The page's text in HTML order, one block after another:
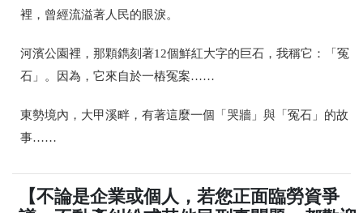
裡，曾經流溢著人民的眼淚。
河濱公園裡，那顆鐫刻著12個鮮紅大字的巨石，我稱它：「冤
石」。因為，它來自於一樁冤案……
東勢境內，大甲溪畔，有著這麼一個「哭牆」與「冤石」的故
事……
【不論是企業或個人，若您正面臨勞資爭